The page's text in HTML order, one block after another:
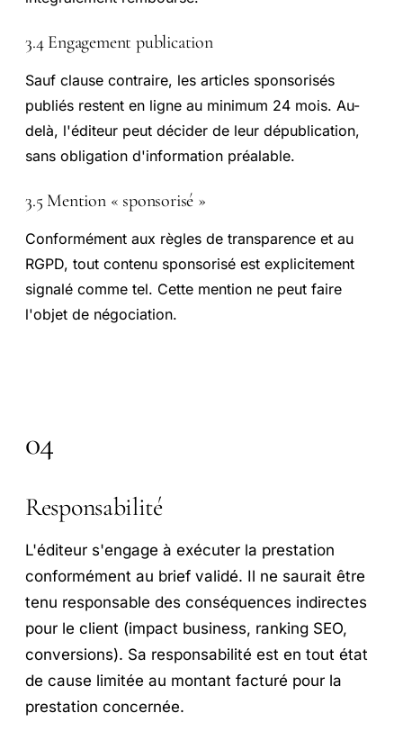
3.4 Engagement publication
Sauf clause contraire, les articles sponsorisés
publiés restent en ligne au minimum 24 mois. Au-
delà, l'éditeur peut décider de leur dépublication,
sans obligation d'information préalable.
3.5 Mention « sponsorisé »
Conformément aux règles de transparence et au
RGPD, tout contenu sponsorisé est explicitement
signalé comme tel. Cette mention ne peut faire
l'objet de négociation.
04
Responsabilité
L'éditeur s'engage à exécuter la prestation
conformément au brief validé. Il ne saurait être
tenu responsable des conséquences indirectes
pour le client (impact business, ranking SEO,
conversions). Sa responsabilité est en tout état
de cause limitée au montant facturé pour la
prestation concernée.